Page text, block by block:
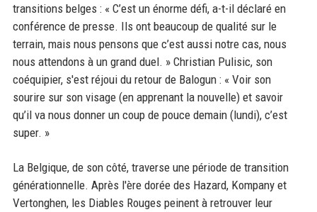
transitions belges : « C’est un énorme défi, a-t-il déclaré en
conférence de presse. Ils ont beaucoup de qualité sur le
terrain, mais nous pensons que c’est aussi notre cas, nous
nous attendons à un grand duel. » Christian Pulisic, son
coéquipier, s'est réjoui du retour de Balogun : « Voir son
sourire sur son visage (en apprenant la nouvelle) et savoir
qu’il va nous donner un coup de pouce demain (lundi), c’est
super. »
La Belgique, de son côté, traverse une période de transition
générationnelle. Après l'ère dorée des Hazard, Kompany et
Vertonghen, les Diables Rouges peinent à retrouver leur